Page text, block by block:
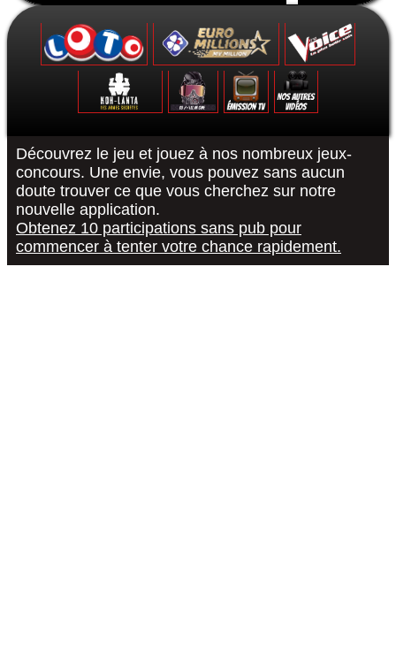
Formulaire de contact
Loto : le tirage du 27 août 2022
Euromillions : tirage du 6 septembre Euro
Koh-Lanta : Les Poteaux - La Finale - Koh-Lanta :
The Voice 10 - La Finale - 15/05/2021 The Voice
Le Grand Quiz - Permis De Conduire -
"R or B #RorB"
District Z : Épisode 3 - 25/12/2020 Les 12
Découvrez le jeu et jouez à nos nombreux jeux-
concours. Une envie, vous pouvez sans aucun
doute trouver ce que vous cherchez sur notre
nouvelle application.
Obtenez 10 participations sans pub pour
commencer à tenter votre chance rapidement.